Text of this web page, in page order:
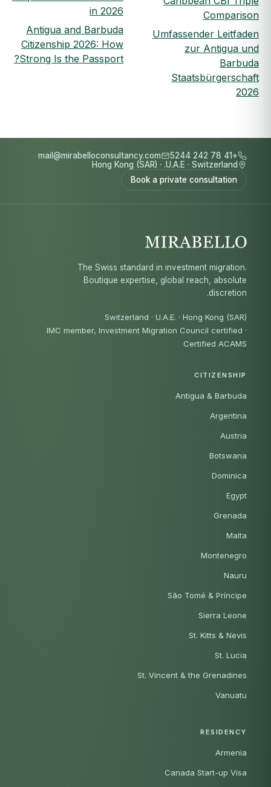
Comparison
Umfassender Leitfaden
zur Antigua und
Barbuda
Staatsbürgerschaft
2026
in 2026
Antigua and Barbuda
Citizenship 2026: How
Strong Is the Passport?
+41 78 242 5244
mail@mirabelloconsultancy.com
Switzerland
·
U.A.E.
·
Hong Kong (SAR)
Book a private consultation
The Swiss standard in investment migration.
Boutique expertise, global reach, absolute
discretion.
Switzerland · U.A.E. · Hong Kong (SAR)
IMC member, Investment Migration Council certified ·
Certified ACAMS
CITIZENSHIP
Antigua & Barbuda
Argentina
Austria
Botswana
Dominica
Egypt
Grenada
Malta
Montenegro
Nauru
São Tomé & Príncipe
Sierra Leone
St. Kitts & Nevis
St. Lucia
St. Vincent & the Grenadines
Vanuatu
RESIDENCY
Armenia
Canada Start-up Visa